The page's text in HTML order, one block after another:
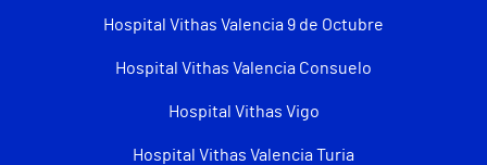
Hospital Vithas Valencia 9 de Octubre
Hospital Vithas Valencia Consuelo
Hospital Vithas Vigo
Hospital Vithas Valencia Turia